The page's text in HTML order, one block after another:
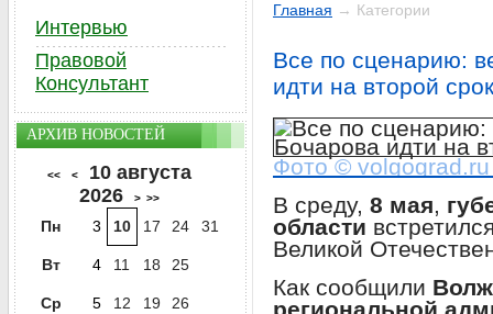
Главная → Категории
Все по сценарию:
идти на второй срок
Фото © volgograd.ru
В среду, 8 мая,
области
Великой
Как сообщили
Интервью
Правовой
Консультант
АРХИВ НОВОСТЕЙ
<< <
10 августа
2026
> >>
Пн 3 10 17 24 31
Вт 4 11 18 25
Ср 5 12 19 26